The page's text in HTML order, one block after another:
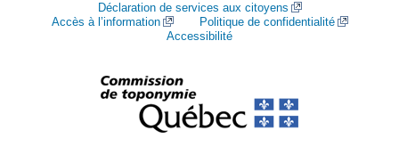
Déclaration de services aux citoyens
Accès à l’information
Politique de confidentialité
Accessibilité